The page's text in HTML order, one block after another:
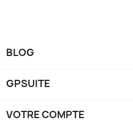
BLOG
GPSUITE
VOTRE COMPTE